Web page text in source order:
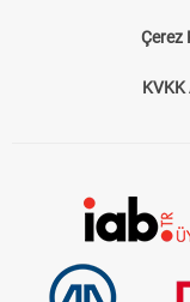
Çerez
KVKK